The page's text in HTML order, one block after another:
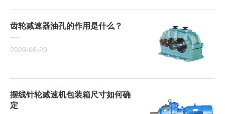
齿轮减速器油孔的作用是什么？
2026-06-29
摆线针轮减速机包装箱尺寸如何确
定